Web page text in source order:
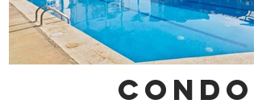
Condo